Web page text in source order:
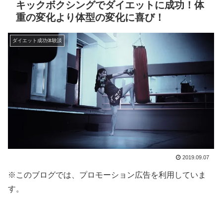
キックボクシングでダイエットに成功！体
重の変化より体型の変化に喜び！
ダイエット成功体験談
2019.09.07
※このブログでは、プロモーション広告を利用していま
す。